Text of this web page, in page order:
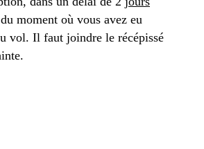
moment où vous avez eu
vol. Il faut joindre le récépissé